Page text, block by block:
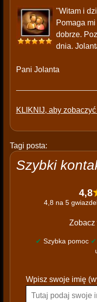
"Witam i
Pomaga
dobrze.
dnia.
Pani Jolanta
KLIKNIJ, aby
Tagi posta:
Szybki
4,8
4,8 na 5
Zobacz
✔ Szybka pomoc ✔
l
Wpisz swoje imię